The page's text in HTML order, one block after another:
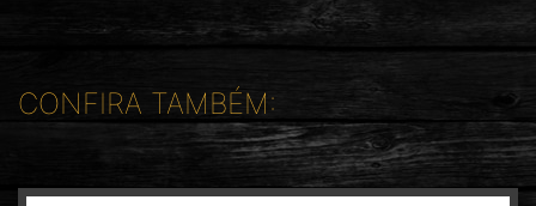
CONFIRA TAMBÉM: